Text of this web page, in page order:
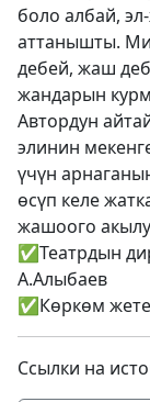
боло албай,
аттанышты.
дебей, жаш
жандарын
Автордун
элинин
үчүн
өсүп келе
жашоого
✅Театрдын
А.Алыбаев
✅Көркөм
Ссылки на